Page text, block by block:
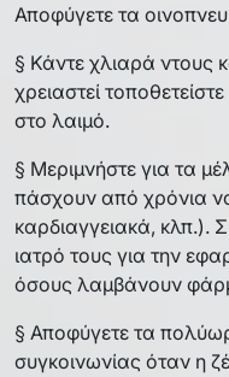
Αποφύγετε τα
§ Κάντε χλιαρά ντους
χρειαστεί
στο λαιμό.
§ Μεριμνήστε για τα
πάσχουν από χρόνια
καρδιαγγειακά, κλπ.).
ιατρό τους για την
όσους λαμβάνουν
§ Αποφύγετε τα
συγκοινωνίας όταν η